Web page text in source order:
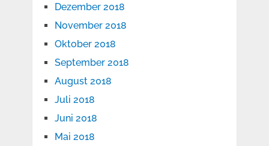
Dezember 2018
November 2018
Oktober 2018
September 2018
August 2018
Juli 2018
Juni 2018
Mai 2018